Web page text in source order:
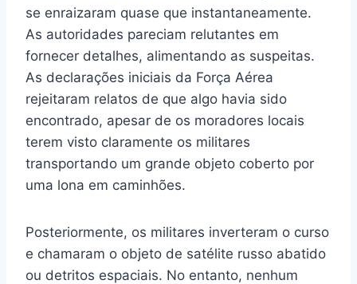
se enraizaram quase que instantaneamente.
As autoridades pareciam relutantes em
fornecer detalhes, alimentando as suspeitas.
As declarações iniciais da Força Aérea
rejeitaram relatos de que algo havia sido
encontrado, apesar de os moradores locais
terem visto claramente os militares
transportando um grande objeto coberto por
uma lona em caminhões.
Posteriormente, os militares inverteram o curso
e chamaram o objeto de satélite russo abatido
ou detritos espaciais. No entanto, nenhum